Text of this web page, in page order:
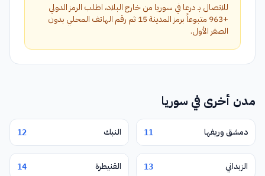
للاتصال بـ درعا في سوريا من خارج البلاد، اطلب الرمز الدولي
+963 متبوعاً برمز المدينة 15 ثم رقم الهاتف المحلي بدون
الصفر الأول.
مدن أخرى في سوريا
دمشق وريفها 11 النبك 12
الزبداني 13 القنيطرة 14